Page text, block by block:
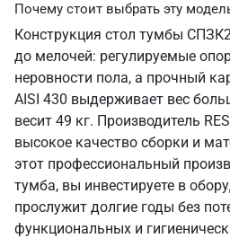
Почему стоит выбрать эту
Конструкция стол тумбы
до мелочей: регулируемые
неровности пола, а прочный
AISI 430 выдерживает вес
весит 49 кг. Производитель
высокое качество сборки и
этот профессиональный
тумба, вы инвестируете в
прослужит долгие годы без
функциональных и